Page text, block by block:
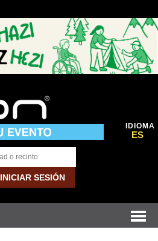
IDIOMA
ES
INICIAR SESIÓN